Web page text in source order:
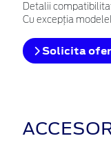
Detalii
Cu excepţia
Solicita